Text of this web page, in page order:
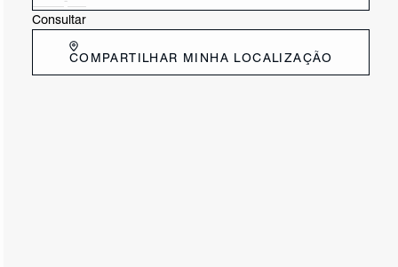
Consultar
COMPARTILHAR MINHA LOCALIZAÇÃO